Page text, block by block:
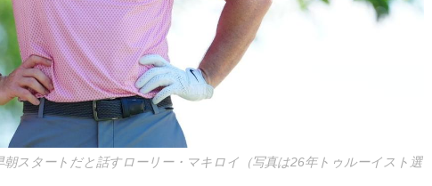
スタートだと話すローリー・マキロイ（写真は26年トゥルーイスト選